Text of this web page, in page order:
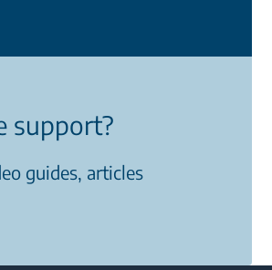
support?
guides, articles